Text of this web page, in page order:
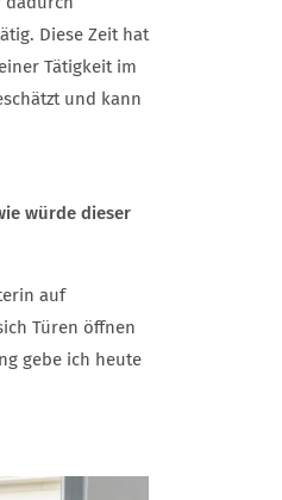
Diese Zeit hat
Tätigkeit im
und kann
würde dieser
auf
Türen öffnen
gebe ich heute